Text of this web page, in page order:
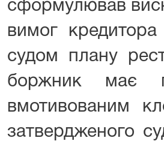
сформулював
вимог
судом плану
боржник має
вмотивованим
затвердженого